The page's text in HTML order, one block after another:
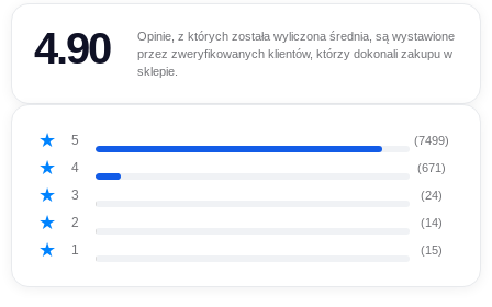
4.90
Opinie, z których została wyliczona średnia, są wystawione
przez zweryfikowanych klientów, którzy dokonali zakupu w
sklepie.
5 (7499)
4 (671)
3 (24)
2 (14)
1 (15)